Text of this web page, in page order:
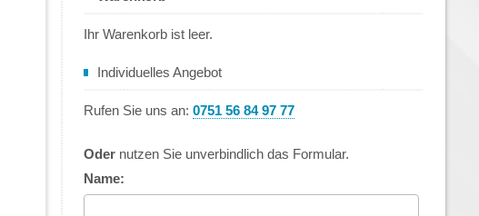
Ihr Warenkorb ist leer.
Individuelles Angebot
Rufen Sie uns an: 0751 56 84 97 77
Odernutzen Sie unverbindlich das Formular.
Name: